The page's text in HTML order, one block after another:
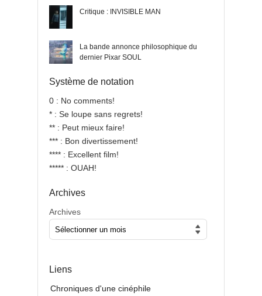
Critique : INVISIBLE MAN
La bande annonce philosophique du
dernier Pixar SOUL
Système de notation
0 : No comments!
* : Se loupe sans regrets!
** : Peut mieux faire!
*** : Bon divertissement!
**** : Excellent film!
***** : OUAH!
Archives
Archives
Liens
Chroniques d'une cinéphile